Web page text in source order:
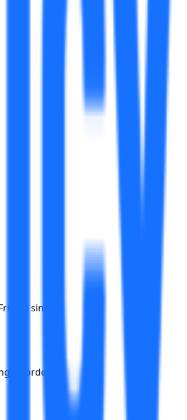
sind in
erforderlich